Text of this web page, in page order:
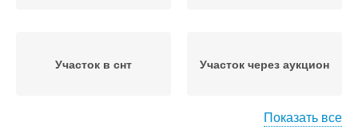
Участок в снт Участок через аукцион
Показать все